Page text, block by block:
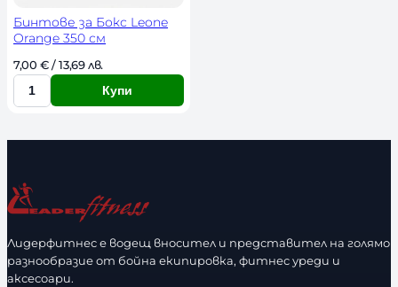
Бинтове за Бокс Leone
Orange 350 см
7,00 € / 13,69 лв.
К
л
ч
е
т
в
Купи
Лидерфитнес е водещ вносител и представител на голямо
разнообразие от бойна екипировка, фитнес уреди и
аксесоари.